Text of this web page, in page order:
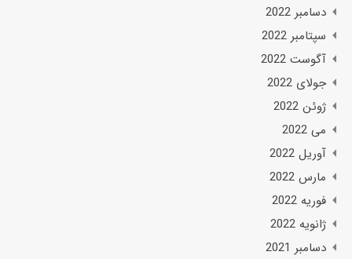
دسامبر 2022
سپتامبر 2022
آگوست 2022
جولای 2022
ژوئن 2022
می 2022
آوریل 2022
مارس 2022
فوریه 2022
ژانویه 2022
دسامبر 2021